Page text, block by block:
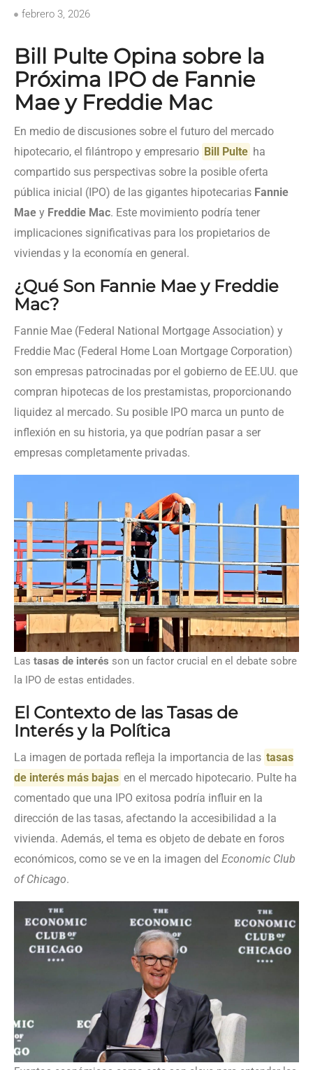
febrero 3, 2026
Bill Pulte Opina sobre la
Próxima IPO de Fannie
Mae y Freddie Mac
En medio de discusiones sobre el futuro del mercado
hipotecario, el filántropo y empresario Bill Pulte ha
compartido sus perspectivas sobre la posible oferta
pública inicial (IPO) de las gigantes hipotecarias Fannie
Mae y Freddie Mac. Este movimiento podría tener
implicaciones significativas para los propietarios de
viviendas y la economía en general.
¿Qué Son Fannie Mae y Freddie
Mac?
Fannie Mae (Federal National Mortgage Association) y
Freddie Mac (Federal Home Loan Mortgage Corporation)
son empresas patrocinadas por el gobierno de EE.UU. que
compran hipotecas de los prestamistas, proporcionando
liquidez al mercado. Su posible IPO marca un punto de
inflexión en su historia, ya que podrían pasar a ser
empresas completamente privadas.
Las tasas de interés son un factor crucial en el debate sobre
la IPO de estas entidades.
El Contexto de las Tasas de
Interés y la Política
La imagen de portada refleja la importancia de las tasas
de interés más bajas en el mercado hipotecario. Pulte ha
comentado que una IPO exitosa podría influir en la
dirección de las tasas, afectando la accesibilidad a la
vivienda. Además, el tema es objeto de debate en foros
económicos, como se ve en la imagen del Economic Club
of Chicago.